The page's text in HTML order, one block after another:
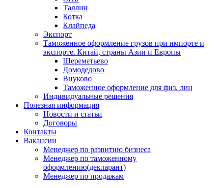
Таллин
Котка
Клайпеда
Экспорт
Таможенное оформление грузов при импорте и
экспорте. Китай, страны Азии и Европы
Шереметьево
Домодедово
Внуково
Таможенное оформление для физ. лиц
Индивидуальные решения
Полезная информация
Новости и статьи
Договоры
Контакты
Вакансии
Менеджер по развитию бизнеса
Менеджер по таможенному
оформлению(декларант)
Менеджер по продажам